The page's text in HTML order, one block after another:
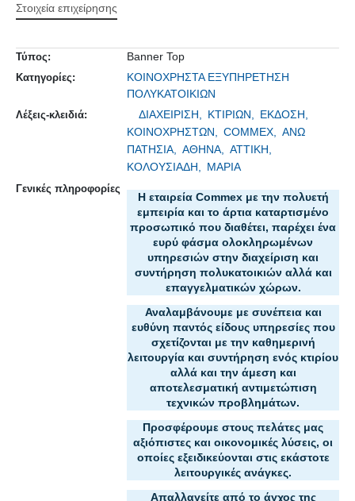
Στοιχεία επιχείρησης
Τύπος: Banner Top
Κατηγορίες:
ΚΟΙΝΟΧΡΗΣΤΑ ΕΞΥΠΗΡΕΤΗΣΗ
ΠΟΛΥΚΑΤΟΙΚΙΩΝ
Λέξεις-κλειδιά: ΔΙΑΧΕΙΡΙΣΗ, ΚΤΙΡΙΩΝ,
ΕΚΔΟΣΗ,
ΚΟΙΝΟΧΡΗΣΤΩΝ,
COMMEX,
ΑΝΩ
ΠΑΤΗΣΙΑ,
ΑΘΗΝΑ,
ΑΤΤΙΚΗ,
ΚΟΛΟΥΣΙΑΔΗ,
ΜΑΡΙΑ
Γενικές πληροφορίες
Η εταιρεία Commex με την πολυετή
εμπειρία και το άρτια καταρτισμένο
προσωπικό που διαθέτει, παρέχει ένα
ευρύ φάσμα ολοκληρωμένων
υπηρεσιών στην διαχείριση και
συντήρηση πολυκατοικιών αλλά και
επαγγελματικών χώρων.
Αναλαμβάνουμε με συνέπεια και
ευθύνη παντός είδους υπηρεσίες που
σχετίζονται με την καθημερινή
λειτουργία και συντήρηση ενός κτιρίου
αλλά και την άμεση και
αποτελεσματική αντιμετώπιση
τεχνικών προβλημάτων.
Προσφέρουμε στους πελάτες μας
αξιόπιστες και οικονομικές λύσεις, οι
οποίες εξειδικεύονται στις εκάστοτε
λειτουργικές ανάγκες.
Απαλλαγείτε από το άγχος της